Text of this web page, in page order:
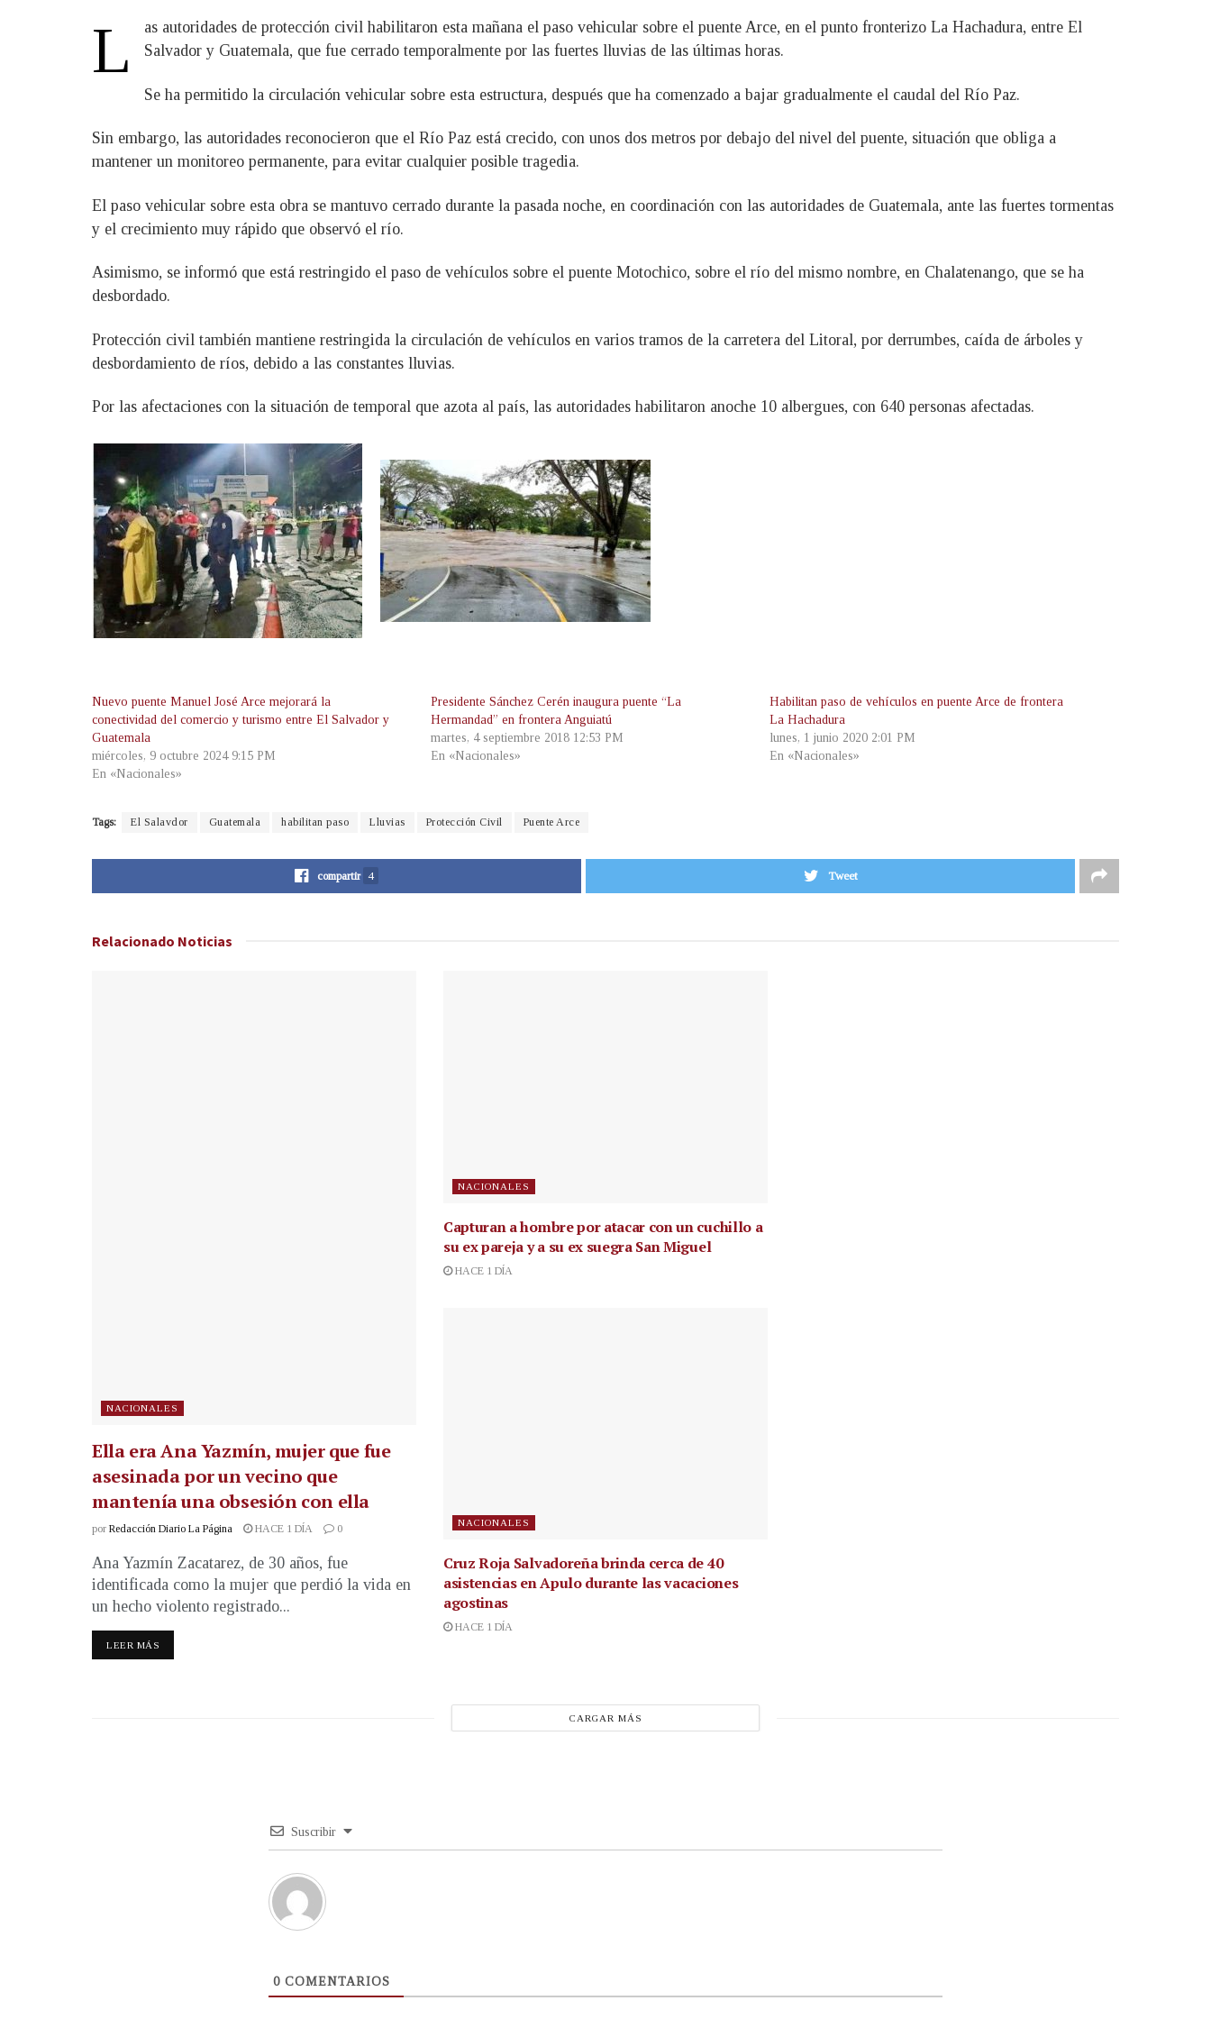
L
as autoridades de protección civil habilitaron esta mañana el paso vehicular sobre el puente Arce, en el punto fronterizo La Hachadura, entre El
Salvador y Guatemala, que fue cerrado temporalmente por las fuertes lluvias de las últimas horas.
Se ha permitido la circulación vehicular sobre esta estructura, después que ha comenzado a bajar gradualmente el caudal del Río Paz.
Sin embargo, las autoridades reconocieron que el Río Paz está crecido, con unos dos metros por debajo del nivel del puente, situación que obliga a
mantener un monitoreo permanente, para evitar cualquier posible tragedia.
El paso vehicular sobre esta obra se mantuvo cerrado durante la pasada noche, en coordinación con las autoridades de Guatemala, ante las fuertes tormentas
y el crecimiento muy rápido que observó el río.
Asimismo, se informó que está restringido el paso de vehículos sobre el puente Motochico, sobre el río del mismo nombre, en Chalatenango, que se ha
desbordado.
Protección civil también mantiene restringida la circulación de vehículos en varios tramos de la carretera del Litoral, por derrumbes, caída de árboles y
desbordamiento de ríos, debido a las constantes lluvias.
Por las afectaciones con la situación de temporal que azota al país, las autoridades habilitaron anoche 10 albergues, con 640 personas afectadas.
Nuevo puente Manuel José Arce mejorará la
conectividad del comercio y turismo entre El Salvador y
Guatemala
miércoles, 9 octubre 2024 9:15 PM
En «Nacionales»
Presidente Sánchez Cerén inaugura puente “La
Hermandad” en frontera Anguiatú
martes, 4 septiembre 2018 12:53 PM
En «Nacionales»
Habilitan paso de vehículos en puente Arce de frontera
La Hachadura
lunes, 1 junio 2020 2:01 PM
En «Nacionales»
Tags: El Salavdor Guatemala habilitan paso Lluvias Protección Civil Puente Arce
compartir 4 Tweet
Relacionado Noticias
NACIONALES
Ella era Ana Yazmín, mujer que fue
asesinada por un vecino que
mantenía una obsesión con ella
por Redacción Diario La Página HACE 1 DÍA 0
Ana Yazmín Zacatarez, de 30 años, fue
identificada como la mujer que perdió la vida en
un hecho violento registrado...
LEER MÁS
NACIONALES
Capturan a hombre por atacar con un cuchillo a
su ex pareja y a su ex suegra San Miguel
HACE 1 DÍA
NACIONALES
Cruz Roja Salvadoreña brinda cerca de 40
asistencias en Apulo durante las vacaciones
agostinas
HACE 1 DÍA
CARGAR MÁS
Suscribir
0 COMENTARIOS